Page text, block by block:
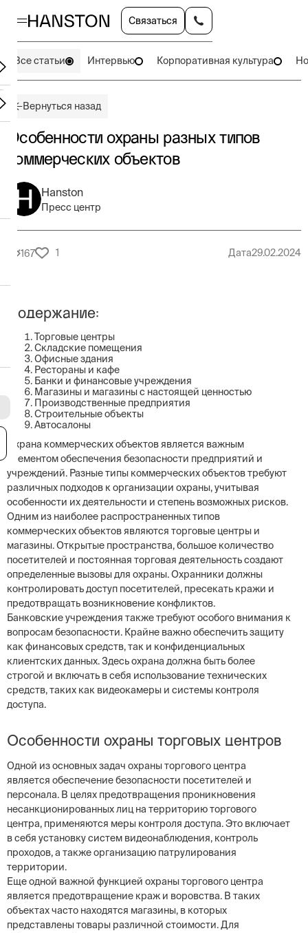
Связаться
Все статьи Интервью Корпоративная культура
Вернуться назад
Особенности охраны разных типов
коммерческих объектов
Hanston
Пресс центр
167 1 Дата29.02.2024
Содержание:
Торговые центры
Складские помещения
Офисные здания
Рестораны и кафе
Банки и финансовые учреждения
Магазины и магазины с настоящей ценностью
Производственные предприятия
Строительные объекты
Автосалоны
Охрана коммерческих объектов является важным
элементом обеспечения безопасности предприятий и
учреждений. Разные типы коммерческих объектов требуют
различных подходов к организации охраны, учитывая
особенности их деятельности и степень возможных рисков.
Одним из наиболее распространенных типов
коммерческих объектов являются торговые центры и
магазины. Открытые пространства, большое количество
посетителей и постоянная торговая деятельность создают
определенные вызовы для охраны. Охранники должны
контролировать доступ посетителей, пресекать кражи и
предотвращать возникновение конфликтов.
Банковские учреждения также требуют особого внимания к
вопросам безопасности. Крайне важно обеспечить защиту
как финансовых средств, так и конфиденциальных
клиентских данных. Здесь охрана должна быть более
строгой и включать в себя использование технических
средств, таких как видеокамеры и системы контроля
доступа.
Особенности охраны торговых центров
Одной из основных задач охраны торгового центра
является обеспечение безопасности посетителей и
персонала. В целях предотвращения проникновения
несанкционированных лиц на территорию торгового
центра, применяются меры контроля доступа. Это включает
в себя установку систем видеонаблюдения, контроль
проходов, а также организацию патрулирования
территории.
Еще одной важной функцией охраны торгового центра
является предотвращение краж и воровства. В таких
объектах часто находятся магазины, в которых
представлены товары различной стоимости. Для